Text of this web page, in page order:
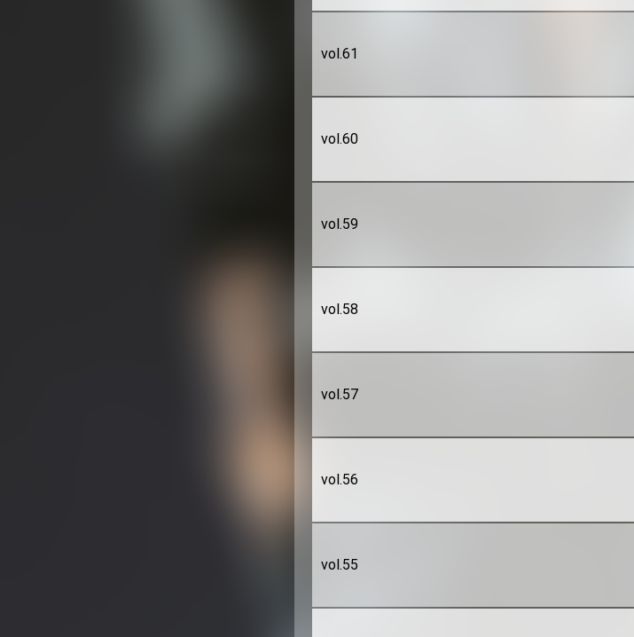
vol.61
vol.60
vol.59
vol.58
vol.57
vol.56
vol.55